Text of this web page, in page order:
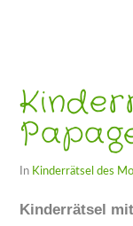
In Kinderrätsel des
Kinderrätsel